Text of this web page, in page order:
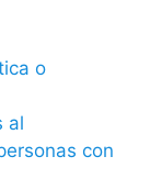
o
al
con